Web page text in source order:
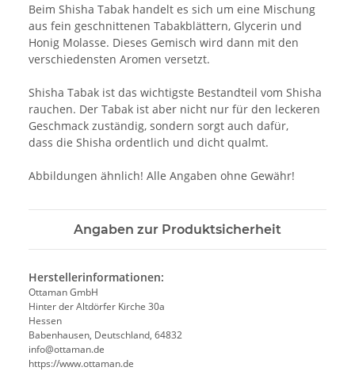
Beim Shisha Tabak handelt es sich um eine Mischung
aus fein geschnittenen Tabakblättern, Glycerin und
Honig Molasse. Dieses Gemisch wird dann mit den
verschiedensten Aromen versetzt.
Shisha Tabak ist das wichtigste Bestandteil vom Shisha
rauchen. Der Tabak ist aber nicht nur für den leckeren
Geschmack zuständig, sondern sorgt auch dafür,
dass die Shisha ordentlich und dicht qualmt.
Abbildungen ähnlich! Alle Angaben ohne Gewähr!
Angaben zur Produktsicherheit
Herstellerinformationen:
Ottaman GmbH
Hinter der Altdörfer Kirche 30a
Hessen
Babenhausen, Deutschland, 64832
info@ottaman.de
https://www.ottaman.de